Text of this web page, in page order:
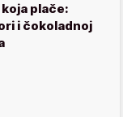
plače:
i čokoladnoj